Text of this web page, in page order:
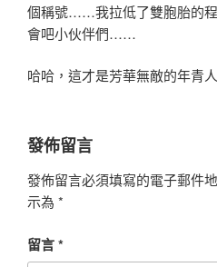
個稱號……我拉低了雙胞胎
會吧小伙伴們……
哈哈，這才是芳華無敵的年青人
發佈留言
發佈留言必須填寫的電子郵件
示為 *
留言*